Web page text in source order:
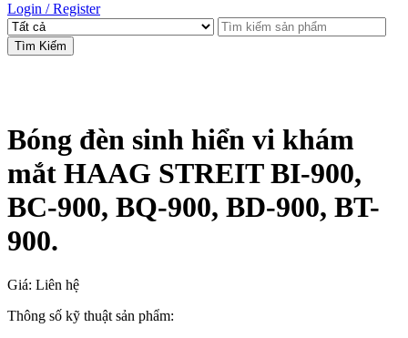
Login / Register
Tìm Kiếm
Bóng đèn sinh hiển vi khám
mắt HAAG STREIT BI-900,
BC-900, BQ-900, BD-900, BT-
900.
Giá: Liên hệ
Thông số kỹ thuật sản phẩm: